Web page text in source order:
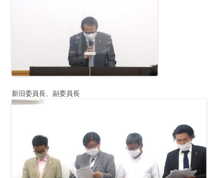
新旧委員長、副委員長